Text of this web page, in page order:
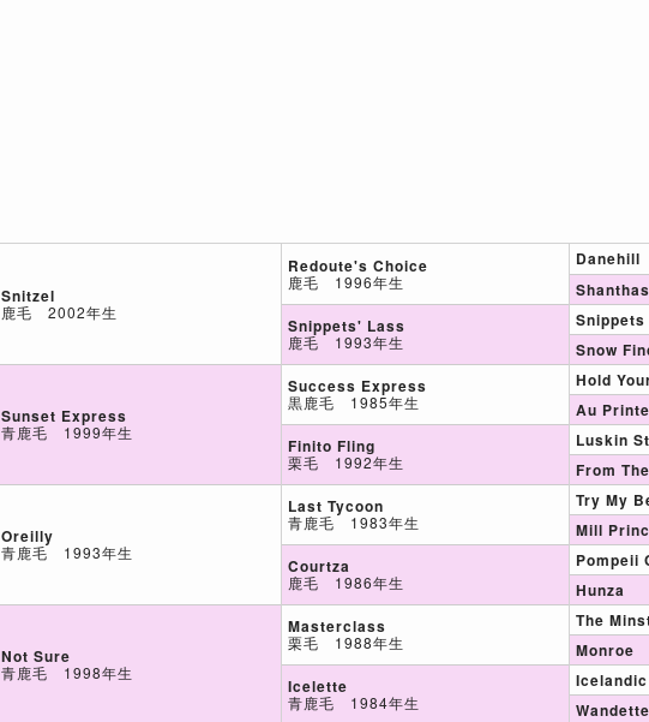
Snitzel
鹿毛 2002年生
Sunset Express
青鹿毛 1999年生
Oreilly
青鹿毛 1993年生
Not Sure
青鹿毛 1998年生
Redoute's Choice
鹿毛 1996年生
Snippets' Lass
鹿毛 1993年生
Success Express
黒鹿毛 1985年生
Finito Fling
栗毛 1992年生
Last Tycoon
青鹿毛 1983年生
Courtza
鹿毛 1986年生
Masterclass
栗毛 1988年生
Icelette
青鹿毛 1984年生
Danehill
Snippets
Snow
Hold
Au
Luskin
From
Try My
Mill
Pompeii
Hunza
The
Monroe
Icelandic
Wandette